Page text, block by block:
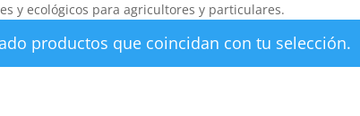
y ecológicos para agricultores y particulares.
productos que coincidan con tu selección.